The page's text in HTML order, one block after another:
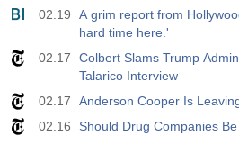
02.19
A grim report from
hard time here.'
02.17
Colbert Slams Trump
Talarico Interview
02.17
Anderson Cooper Is
02.16
Should Drug Companies